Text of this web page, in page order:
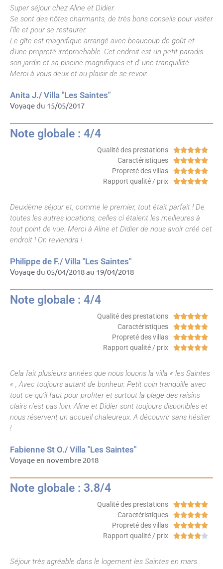
Super séjour chez Aline et Didier.
Se sont des hôtes charmants, de très bons conseils pour visiter
l’île et pour se restaurer.
Le gîte est magnifique arrangé avec beaucoup de goût et
d'une propreté irréprochable .Cet endroit est un petit paradis
son jardin et sa piscine magnifiques et d' une tranquillité.
Merci à vous deux et au plaisir de se revoir.
Anita J./ Villa "Les Saintes"
Voyage du 15/05/2017
Note globale : 4/4
Qualité des prestations 
Caractéristiques 
Propreté des villas 
Rapport qualité / prix 
Deuxième séjour et, comme le premier, tout était parfait ! De
toutes les autres locations, celles ci étaient les meilleures à
tout point de vue. Merci à Aline et Didier de nous avoir créé cet
endroit ! On reviendra !
Philippe de F./ Villa "Les Saintes"
Voyage du 05/04/2018 au 19/04/2018
Note globale : 4/4
Qualité des prestations 
Caractéristiques 
Propreté des villas 
Rapport qualité / prix 
Cela fait plusieurs années que nous louons la villa « les Saintes
« , Avec toujours autant de bonheur. Petit coin tranquille avec
tout ce qu’il faut pour profiter et surtout la plage des raisins
clairs n’est pas loin. Aline et Didier sont toujours disponibles et
nous réservent un accueil chaleureux. A découvrir sans hésiter
!
Fabienne St O./ Villa "Les Saintes"
Voyage en novembre 2018
Note globale : 3.8/4
Qualité des prestations 
Caractéristiques 
Propreté des villas 
Rapport qualité / prix 
Séjour très agréable dans le logement les Saintes en mars